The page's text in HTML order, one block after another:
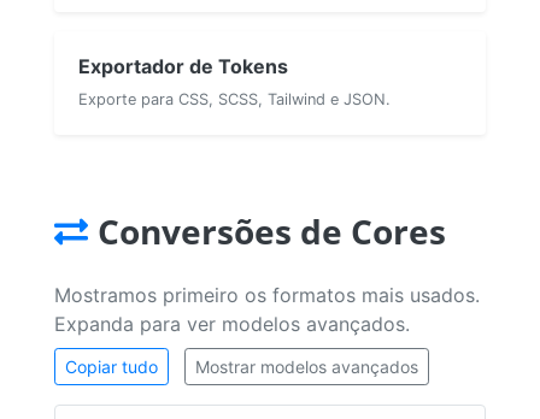
Exportador de Tokens
Exporte para CSS, SCSS, Tailwind e JSON.
Conversões de Cores
Mostramos primeiro os formatos mais usados.
Expanda para ver modelos avançados.
Copiar tudo Mostrar modelos avançados